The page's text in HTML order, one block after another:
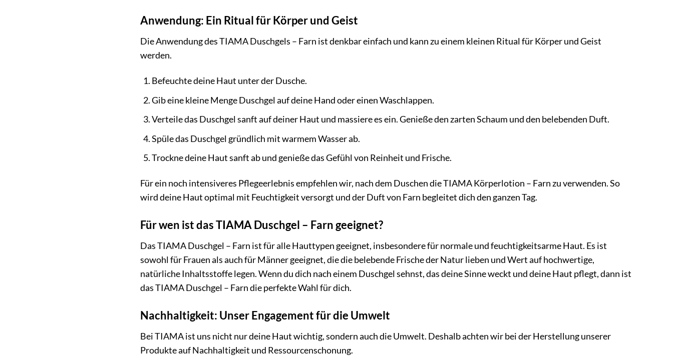
Anwendung: Ein Ritual für Körper und Geist
Die Anwendung des TIAMA Duschgels – Farn ist denkbar einfach und kann zu einem kleinen Ritual für Körper und Geist
werden.
Befeuchte deine Haut unter der Dusche.
Gib eine kleine Menge Duschgel auf deine Hand oder einen Waschlappen.
Verteile das Duschgel sanft auf deiner Haut und massiere es ein. Genieße den zarten Schaum und den belebenden Duft.
Spüle das Duschgel gründlich mit warmem Wasser ab.
Trockne deine Haut sanft ab und genieße das Gefühl von Reinheit und Frische.
Für ein noch intensiveres Pflegeerlebnis empfehlen wir, nach dem Duschen die TIAMA Körperlotion – Farn zu verwenden. So
wird deine Haut optimal mit Feuchtigkeit versorgt und der Duft von Farn begleitet dich den ganzen Tag.
Für wen ist das TIAMA Duschgel – Farn geeignet?
Das TIAMA Duschgel – Farn ist für alle Hauttypen geeignet, insbesondere für normale und feuchtigkeitsarme Haut. Es ist
sowohl für Frauen als auch für Männer geeignet, die die belebende Frische der Natur lieben und Wert auf hochwertige,
natürliche Inhaltsstoffe legen. Wenn du dich nach einem Duschgel sehnst, das deine Sinne weckt und deine Haut pflegt, dann ist
das TIAMA Duschgel – Farn die perfekte Wahl für dich.
Nachhaltigkeit: Unser Engagement für die Umwelt
Bei TIAMA ist uns nicht nur deine Haut wichtig, sondern auch die Umwelt. Deshalb achten wir bei der Herstellung unserer
Produkte auf Nachhaltigkeit und Ressourcenschonung.